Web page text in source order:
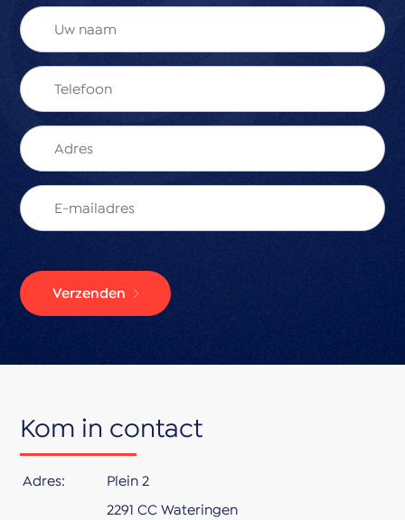
bevinden zich in zeer goede staat.
- Oplevering in overleg
Mis deze kans niet om een ruim, comfortabel en
energiezuinig huis te bemachtigen in een geweldige
buurt. Ervaar zelf de ruimte, het comfort en de
contact op met ons en plan een bezichtiging in! Kom
en ontdek je nieuwe thuis.
Verzenden
Kom in contact
Adres:
Plein 2
2291 CC Wateringen